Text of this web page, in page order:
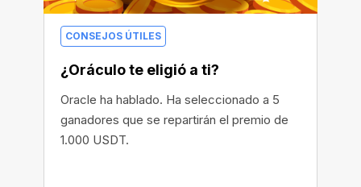
CONSEJOS ÚTILES
¿Oráculo te eligió a ti?
Oracle ha hablado. Ha seleccionado a 5
ganadores que se repartirán el premio de
1.000 USDT.